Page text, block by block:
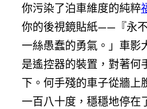
你污染了泊車維度的純粹
你的後視鏡貼紙——『永
一絲愚蠢的勇氣。」車影
是遙控器的裝置，對著何
下。何手殘的車子從牆上
一百八十度，穩穩地停在